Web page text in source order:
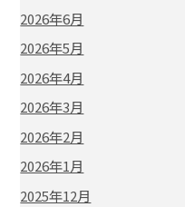
2026年6月
2026年5月
2026年4月
2026年3月
2026年2月
2026年1月
2025年12月